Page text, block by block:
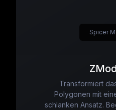
Transformiert
Polygonen mit
schlanken Ansatz.
Spicer